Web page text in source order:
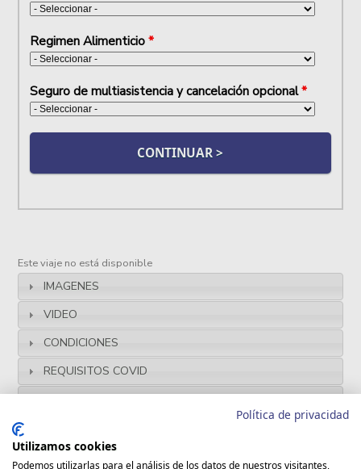
Regimen Alimenticio*
Seguro de multiasistencia y cancelación opcional*
Este viaje no está disponible
IMAGENES
VIDEO
CONDICIONES
REQUISITOS COVID
EXCURSIONES OPCIONALES RECEPIVO LOCAL
Política de privacidad
Utilizamos cookies
Podemos utilizarlas para el análisis de los datos de nuestros visitantes,